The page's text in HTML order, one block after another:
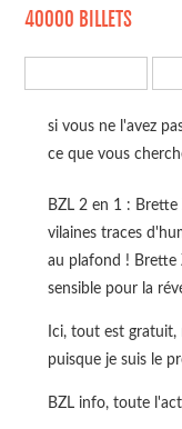
40000 BILLETS
si vous ne l'avez
ce que vous
BZL 2 en 1 : Brette
vilaines traces
au plafond ! Brette
sensible pour la
Ici, tout est
puisque je suis le
BZL info, toute